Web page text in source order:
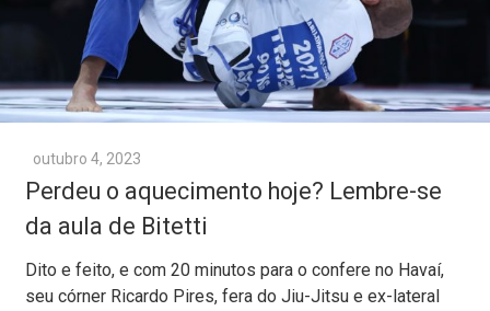
outubro 4, 2023
Perdeu o aquecimento hoje? Lembre-se
da aula de Bitetti
Dito e feito, e com 20 minutos para o confere no Havaí,
seu córner Ricardo Pires, fera do Jiu-Jitsu e ex-lateral